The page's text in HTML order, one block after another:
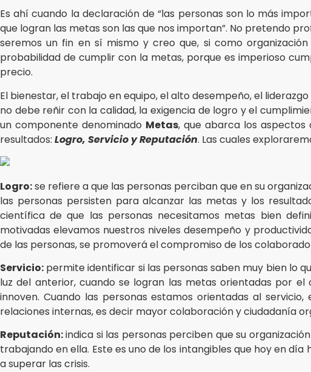
Es ahí cuando la declaración de “las personas son lo más
que logran las metas son las que nos importan”. No pretendo
seremos un fin en sí mismo y creo que, si como
probabilidad de cumplir con la metas, porque es imperioso
precio.
El bienestar, el trabajo en equipo, el alto desempeño, el
no debe reñir con la calidad, la exigencia de logro y el
un componente denominado Metas, que abarca los
resultados: Logro, Servicio y Reputación. Las cuales
Logro:se refiere a que las personas perciban que en su
las personas persisten para alcanzar las metas y los
científica de que las personas necesitamos metas bien
motivadas elevamos nuestros niveles desempeño y
de las personas, se promoverá el compromiso de los
Servicio: permite identificar si las personas saben muy bien lo
luz del anterior, cuando se logran las metas orientadas por
innoven. Cuando las personas estamos orientadas al
relaciones internas, es decir mayor colaboración y ciudadanía
Reputación:indica si las personas perciben que su
trabajando en ella. Este es uno de los intangibles que hoy en
a superar las crisis.